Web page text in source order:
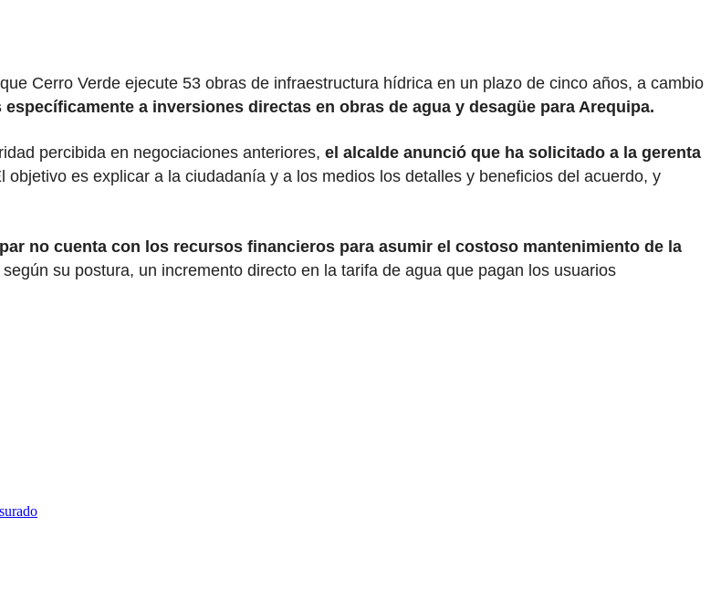
Cerro Verde ejecute 53 obras de infraestructura hídrica en un plazo de cinco años, a cambio
a inversiones directas en obras de agua y desagüe para Arequipa.
percibida en negociaciones anteriores, el alcalde anunció que ha solicitado a la gerenta
objetivo es explicar a la ciudadanía y a los medios los detalles y beneficios del acuerdo, y
no cuenta con los recursos financieros para asumir el costoso mantenimiento de la
su postura, un incremento directo en la tarifa de agua que pagan los usuarios